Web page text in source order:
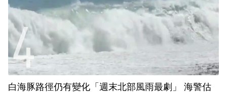
白海豚路徑仍有變化「週末北部風雨最劇」 海警估